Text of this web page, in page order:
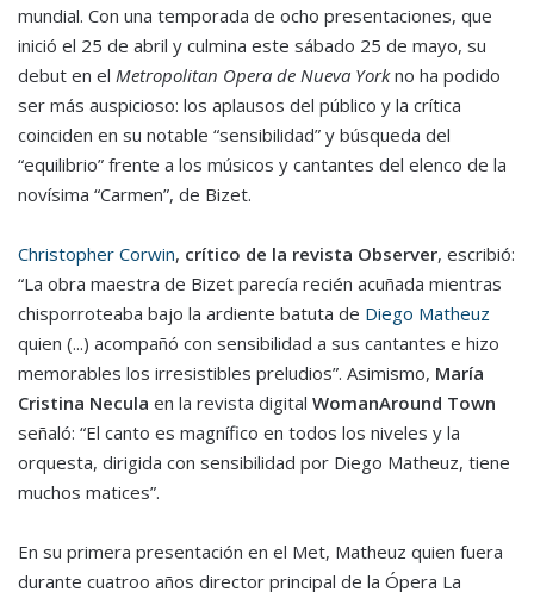
mundial. Con una temporada de ocho presentaciones, que
inició el 25 de abril y culmina este sábado 25 de mayo, su
debut en el Metropolitan Opera de Nueva Yorkno ha podido
ser más auspicioso: los aplausos del público y la crítica
coinciden en su notable “sensibilidad” y búsqueda del
“equilibrio” frente a los músicos y cantantes del elenco de la
novísima “Carmen”, de Bizet.
Christopher Corwin, crítico de la revista Observer, escribió:
“La obra maestra de Bizet parecía recién acuñada mientras
chisporroteaba bajo la ardiente batuta de Diego Matheuz
quien (...) acompañó con sensibilidad a sus cantantes e hizo
memorables los irresistibles preludios”. Asimismo, María
Cristina Necula en la revista digital WomanAround Town
señaló: “El canto es magnífico en todos los niveles y la
orquesta, dirigida con sensibilidad por Diego Matheuz, tiene
muchos matices”.
En su primera presentación en el Met, Matheuz quien fuera
durante cuatroo años director principal de la Ópera La